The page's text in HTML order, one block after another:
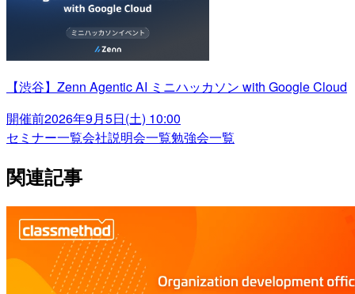
【渋谷】Zenn Agentic AI ミニハッカソン with Google Cloud
開催前2026年9月5日(土) 10:00
セミナー一覧会社説明会一覧勉強会一覧
関連記事